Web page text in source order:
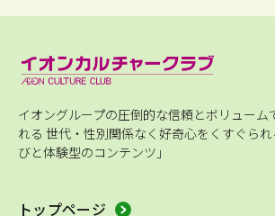
イオングループの圧倒的な信頼とボリューム
れる 世代・性別関係なく好奇心をくすぐら
びと体験型のコンテンツ」
トップページ